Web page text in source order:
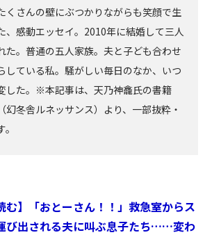
くさんの壁にぶつかりながらも笑顔で生
、感動エッセイ。2010年に結婚して三人
た。普通の五人家族。夫と子ども合わせ
している私。騒がしい毎日のなか、いつ
した。※本記事は、天乃神龕氏の書籍
幻冬舎ルネッサンス）より、一部抜粋・
む】「おとーさん！！」救急室からス
び出される夫に叫ぶ息子たち……変わ